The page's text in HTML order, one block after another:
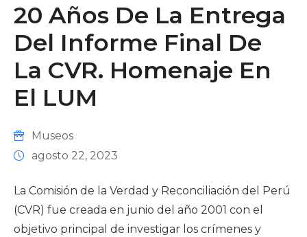
20 Años De La Entrega
Del Informe Final De
La CVR. Homenaje En
El LUM
Museos
agosto 22, 2023
La Comisión de la Verdad y Reconciliación del Perú
(CVR) fue creada en junio del año 2001 con el
objetivo principal de investigar los crímenes y